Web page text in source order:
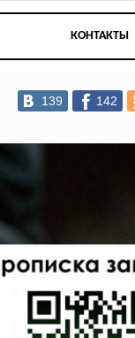
КОНТАКТЫ
139 142